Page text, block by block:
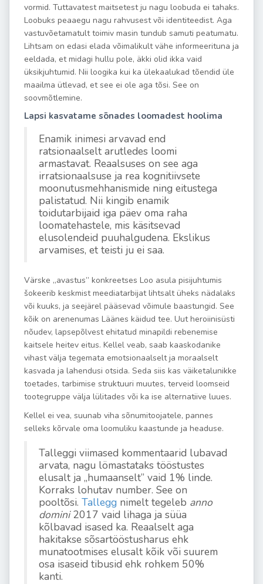
vormid. Tuttavatest maitsetest ju nagu loobuda ei tahaks.
Loobuks peaaegu nagu rahvusest või identiteedist. Aga
vastuvõetamatult toimiv masin tundub samuti peatumatu.
Lihtsam on edasi elada võimalikult vähe informeerituna ja
eeldada, et midagi hullu pole, äkki olid ikka vaid
üksikjuhtumid. Nii loogika kui ka ülekaalukad tõendid üle
maailma ütlevad, et see ei ole aga tõsi. See on
soovmõtlemine.
Lapsi kasvatame sõnades loomadest hoolima
Enamik inimesi arvavad end
ratsionaalselt arutledes loomi
armastavat. Reaalsuses on see aga
irratsionaalsuse ja rea kognitiivsete
moonutusmehhanismide ning eitustega
palistatud. Nii kingib enamik
toidutarbijaid iga päev oma raha
loomatehastele, mis käsitsevad
elusolendeid puuhalgudena. Ekslikus
arvamises, et teisti ju ei saa.
Värske „avastus” konkreetses Loo asula pisijuhtumis
šokeerib keskmist meediatarbijat lihtsalt üheks nädalaks
või kuuks, ja seejärel pääsevad võimule baastungid. See
kõik on arenenumas Läänes käidud tee. Uut heroiinisüsti
nõudev, lapsepõlvest ehitatud minapildi rebenemise
kaitsele heitev eitus. Kellel veab, saab kaaskodanike
vihast välja tegemata emotsionaalselt ja moraalselt
kasvada ja lahendusi otsida. Seda siis kas väiketalunikke
toetades, tarbimise struktuuri muutes, terveid loomseid
tootegruppe välja lülitades või ka ise alternatiive luues.
Kellel ei vea, suunab viha sõnumitoojatele, pannes
selleks kõrvale oma loomuliku kaastunde ja headuse.
Talleggi viimased kommentaarid lubavad
arvata, nagu lömastataks tööstustes
elusalt ja „humaanselt” vaid 1% linde.
Korraks lohutav number. See on
pooltõsi. Tallegg nimelt tegeleb anno
domini2017 vaid lihaga ja süüa
kõlbavad isased ka. Reaalselt aga
hakitakse sõsartööstusharus ehk
munatootmises elusalt kõik või suurem
osa isaseid tibusid ehk rohkem 50%
kanti.